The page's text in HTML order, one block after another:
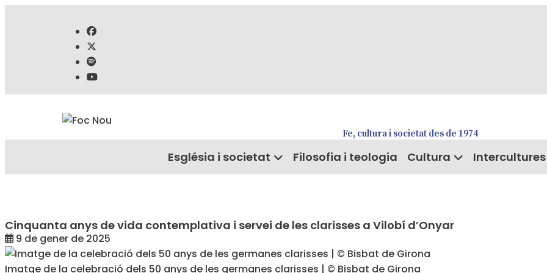
Fe, cultura i societat des de 1974
Església i societat Filosofia i teologia Cultura Intercultures
Cinquanta anys de vida contemplativa i servei de les clarisses a Vilobí d’Onyar
9 de gener de 2025
Imatge de la celebració dels 50 anys de les germanes clarisses | © Bisbat de Girona